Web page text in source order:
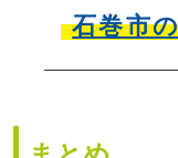
石巻市